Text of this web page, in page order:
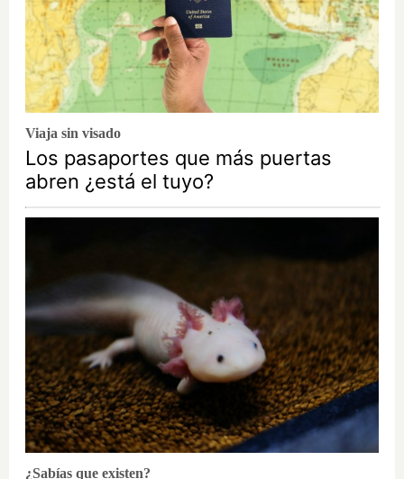
Viaja sin visado
Los pasaportes que más puertas
abren ¿está el tuyo?
¿Sabías que existen?